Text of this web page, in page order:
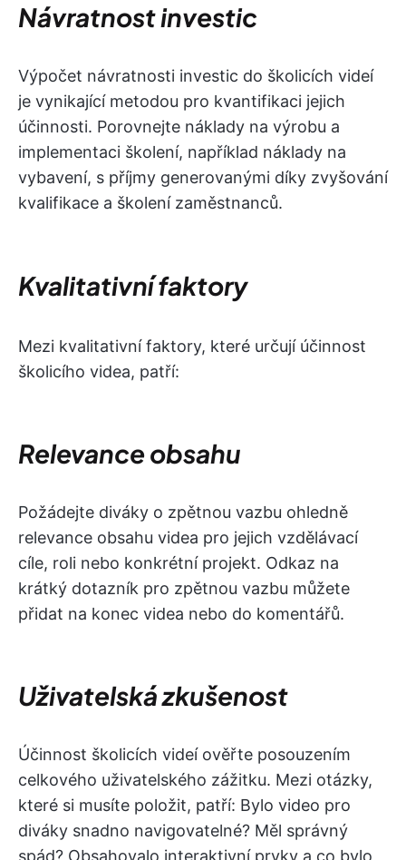
Návratnost investic
Výpočet návratnosti investic do školicích videí
je vynikající metodou pro kvantifikaci jejich
účinnosti. Porovnejte náklady na výrobu a
implementaci školení, například náklady na
vybavení, s příjmy generovanými díky zvyšování
kvalifikace a školení zaměstnanců.
Kvalitativní faktory
Mezi kvalitativní faktory, které určují účinnost
školicího videa, patří:
Relevance obsahu
Požádejte diváky o zpětnou vazbu ohledně
relevance obsahu videa pro jejich vzdělávací
cíle, roli nebo konkrétní projekt. Odkaz na
krátký dotazník pro zpětnou vazbu můžete
přidat na konec videa nebo do komentářů.
Uživatelská zkušenost
Účinnost školicích videí ověřte posouzením
celkového uživatelského zážitku. Mezi otázky,
které si musíte položit, patří: Bylo video pro
diváky snadno navigovatelné? Měl správný
spád? Obsahovalo interaktivní prvky a co bylo